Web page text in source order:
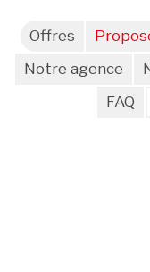
Offres
Notre agence
FAQ